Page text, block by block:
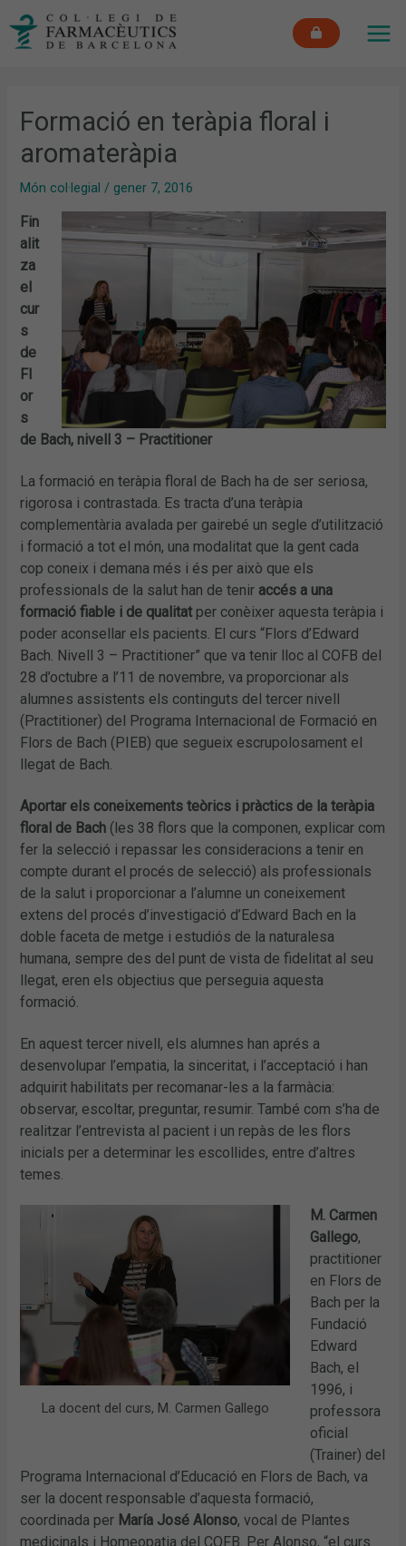
Formació en teràpia floral i
aromateràpia
Món col·legial / gener 7, 2016
Fin
alit
za
el
cur
s
de
Fl
or
s
de Bach, nivell 3 – Practitioner
La formació en teràpia floral de Bach ha de ser seriosa,
rigorosa i contrastada. Es tracta d’una teràpia
complementària avalada per gairebé un segle d’utilització
i formació a tot el món, una modalitat que la gent cada
cop coneix i demana més i és per això que els
professionals de la salut han de tenir accés a una
formació fiable i de qualitatper conèixer aquesta teràpia i
poder aconsellar els pacients. El curs “Flors d’Edward
Bach. Nivell 3 – Practitioner” que va tenir lloc al COFB del
28 d’octubre a l’11 de novembre, va proporcionar als
alumnes assistents els continguts del tercer nivell
(Practitioner) del Programa Internacional de Formació en
Flors de Bach (PIEB) que segueix escrupolosament el
llegat de Bach.
Aportar els coneixements teòrics i pràctics de la teràpia
floral de Bach (les 38 flors que la componen, explicar com
fer la selecció i repassar les consideracions a tenir en
compte durant el procés de selecció) als professionals
de la salut i proporcionar a l’alumne un coneixement
extens del procés d’investigació d’Edward Bach en la
doble faceta de metge i estudiós de la naturalesa
humana, sempre des del punt de vista de fidelitat al seu
llegat, eren els objectius que perseguia aquesta
formació.
En aquest tercer nivell, els alumnes han aprés a
desenvolupar l’empatia, la sinceritat, i l’acceptació i han
adquirit habilitats per recomanar-les a la farmàcia:
observar, escoltar, preguntar, resumir. També com s’ha de
realitzar l’entrevista al pacient i un repàs de les flors
inicials per a determinar les escollides, entre d’altres
temes.
La docent del curs, M. Carmen Gallego
M. Carmen
Gallego,
practitioner
en Flors de
Bach per la
Fundació
Edward
Bach, el
1996, i
professora
oficial
(Trainer) del
Programa Internacional d’Educació en Flors de Bach, va
ser la docent responsable d’aquesta formació,
coordinada per María José Alonso, vocal de Plantes
medicinals i Homeopatia del COFB. Per Alonso, “el curs